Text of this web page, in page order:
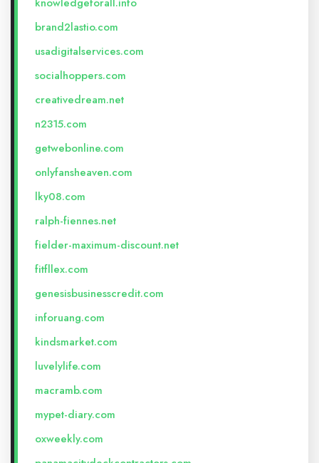
brand2lastio.com
usadigitalservices.com
socialhoppers.com
creativedream.net
n2315.com
getwebonline.com
onlyfansheaven.com
lky08.com
ralph-fiennes.net
fielder-maximum-discount.net
fitfllex.com
genesisbusinesscredit.com
inforuang.com
kindsmarket.com
luvelylife.com
macramb.com
mypet-diary.com
oxweekly.com